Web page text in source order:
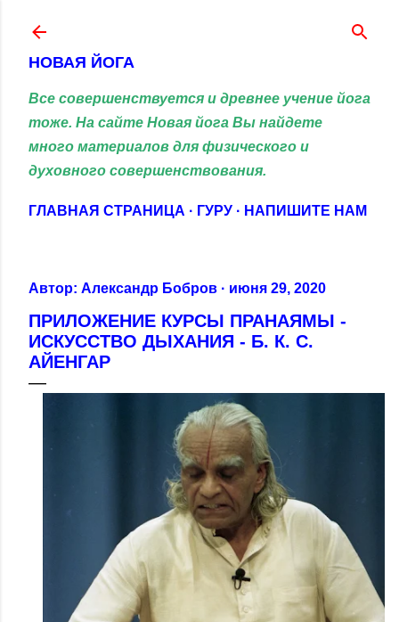
НОВАЯ ЙОГА
Все совершенствуется и древнее учение йога
тоже. На сайте Новая йога Вы найдете
много материалов для физического и
духовного совершенствования.
ГЛАВНАЯ СТРАНИЦА ГУРУ НАПИШИТЕ НАМ
Автор: Александр Бобров июня 29, 2020
ПРИЛОЖЕНИЕ КУРСЫ ПРАНАЯМЫ -
ИСКУССТВО ДЫХАНИЯ - Б. К. С.
АЙЕНГАР